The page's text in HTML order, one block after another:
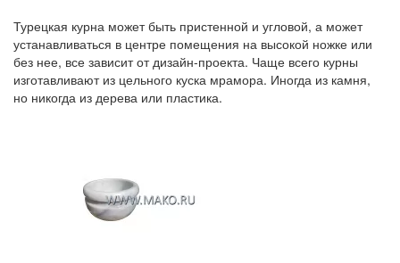
Турецкая курна может быть пристенной и угловой, а может
устанавливаться в центре помещения на высокой ножке или
без нее, все зависит от дизайн-проекта. Чаще всего курны
изготавливают из цельного куска мрамора. Иногда из камня,
но никогда из дерева или пластика.